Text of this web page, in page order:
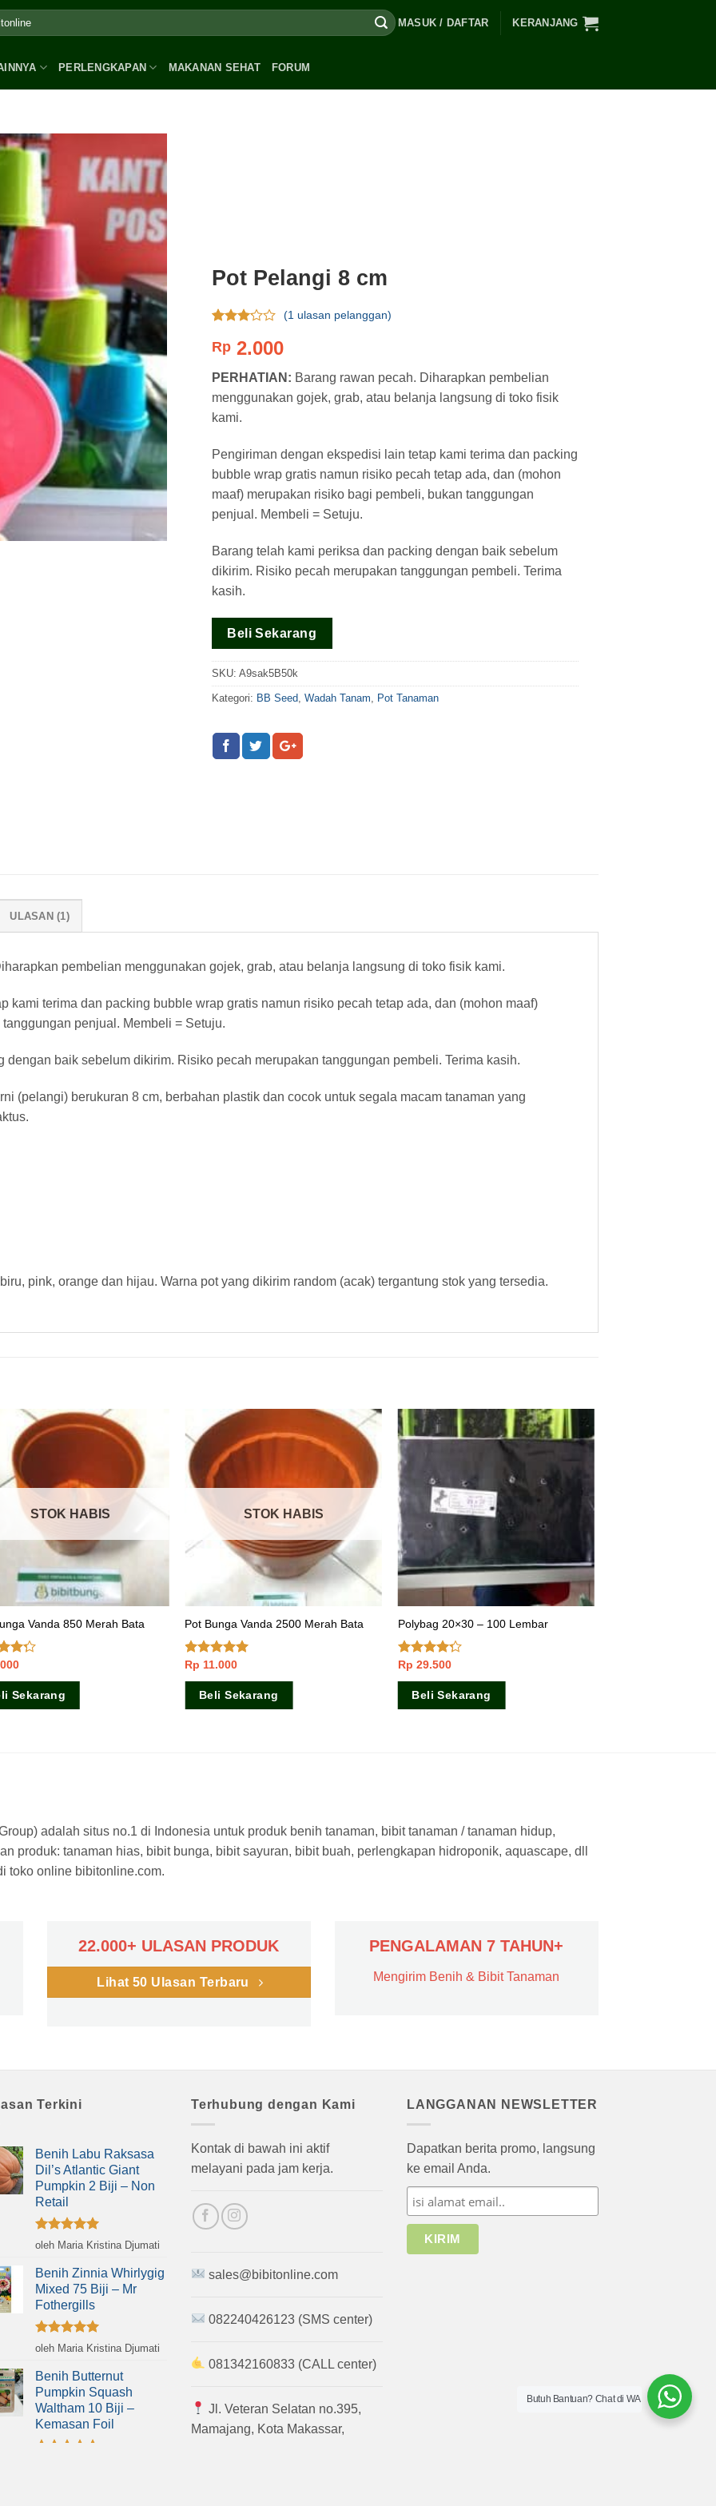
MASUK / DAFTAR KERANJANG
PERLENGKAPAN MAKANAN SEHAT FORUM
Pot Pelangi 8 cm
3.00
berdasar
pada
rating
pelanggan
(1ulasan pelanggan)
Rp2.000
PERHATIAN: Barang rawan pecah. Diharapkan pembelian
menggunakan gojek, grab, atau belanja langsung di toko fisik
kami.
Pengiriman dengan ekspedisi lain tetap kami terima dan packing
bubble wrap gratis namun risiko pecah tetap ada, dan (mohon
maaf) merupakan risiko bagi pembeli, bukan tanggungan
penjual. Membeli = Setuju.
Barang telah kami periksa dan packing dengan baik sebelum
dikirim. Risiko pecah merupakan tanggungan pembeli. Terima
kasih.
Beli Sekarang
SKU: A9sak5B50k
Kategori: BB Seed, Wadah Tanam, Pot Tanaman
ULASAN (1)
pembelian menggunakan gojek, grab, atau belanja langsung di toko fisik kami.
kami terima dan packing bubble wrap gratis namun risiko pecah tetap ada, dan (mohon maaf)
penjual. Membeli = Setuju.
dengan baik sebelum dikirim. Risiko pecah merupakan tanggungan pembeli. Terima kasih.
(pelangi) berukuran 8 cm, berbahan plastik dan cocok untuk segala macam tanaman yang
pink, orange dan hijau. Warna pot yang dikirim random (acak) tergantung stok yang tersedia.
STOK HABIS
Vanda 850 Merah Bata
Sekarang
STOK HABIS
Pot Bunga Vanda 2500 Merah Bata
Dinilai5.00
dari 5
Rp 11.000
Beli Sekarang
Polybag 20×30 – 100 Lembar
Dinilai
4.00dari
Rp 29.500
Beli Sekarang
adalah situs no.1 di Indonesia untuk produk benih tanaman, bibit tanaman / tanaman hidup,
produk: tanaman hias, bibit bunga, bibit sayuran, bibit buah, perlengkapan hidroponik, aquascape, dll
toko online bibitonline.com.
22.000+ ULASAN PRODUK
Lihat 50 Ulasan Terbaru
PENGALAMAN 7 TAHUN+
Mengirim Benih & Bibit Tanaman
Terkini
Benih Labu Raksasa
Dil’s Atlantic Giant
Pumpkin 2 Biji – Non
Retail
Dinilai5
oleh Maria Kristina Djumati
Benih Zinnia Whirlygig
Mixed 75 Biji – Mr
Fothergills
Dinilai5
oleh Maria Kristina Djumati
Benih Butternut
Pumpkin Squash
Waltham 10 Biji –
Kemasan Foil
Terhubung dengan Kami
Kontak di bawah ini aktif
melayani pada jam kerja.
sales@bibitonline.com
082240426123 (SMS center)
081342160833 (CALL center)
Jl. Veteran Selatan no.395,
Mamajang, Kota Makassar,
LANGGANAN NEWSLETTER
Dapatkan berita promo, langsung
ke email Anda.
Butuh Bantuan? Chat di WA